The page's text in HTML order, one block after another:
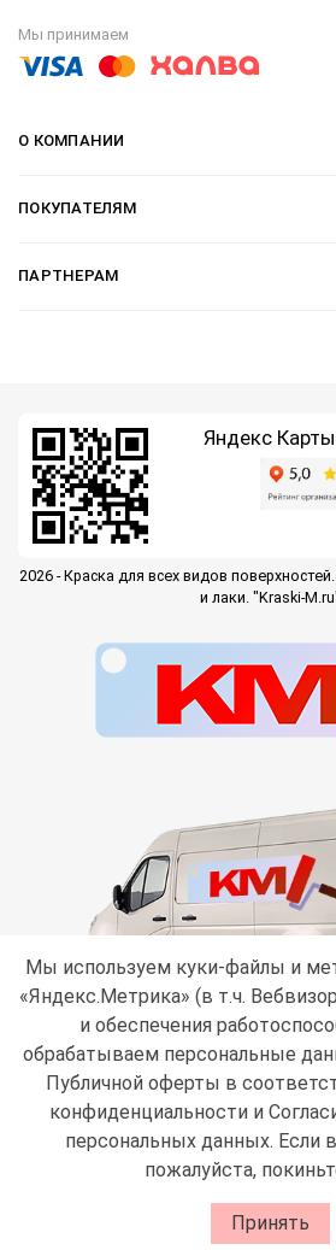
Мы принимаем
О КОМПАНИИ
ПОКУПАТЕЛЯМ
ПАРТНЕРАМ
Яндекс Карты
2026 - Краска для всех видов
и лаки. "Kraski-
Мы используем куки-файлы и
«Яндекс.Метрика» (в т.ч.
и обеспечения
обрабатываем персональные
Публичной оферты в
конфиденциальностии
персональных данных. Если
пожалуйста,
Принять